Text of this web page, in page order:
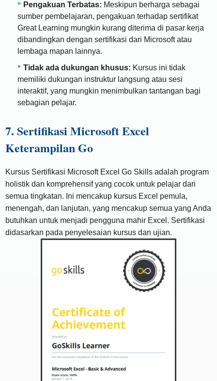
Pengakuan Terbatas: Meskipun berharga sebagai
sumber pembelajaran, pengakuan terhadap sertifikat
Great Learning mungkin kurang diterima di pasar kerja
dibandingkan dengan sertifikasi dari Microsoft atau
lembaga mapan lainnya.
Tidak ada dukungan khusus: Kursus ini tidak
memiliki dukungan instruktur langsung atau sesi
interaktif, yang mungkin menimbulkan tantangan bagi
sebagian pelajar.
7. Sertifikasi Microsoft Excel
Keterampilan Go
Kursus Sertifikasi Microsoft Excel Go Skills adalah program
holistik dan komprehensif yang cocok untuk pelajar dari
semua tingkatan. Ini mencakup kursus Excel pemula,
menengah, dan lanjutan, yang mencakup semua yang Anda
butuhkan untuk menjadi pengguna mahir Excel. Sertifikasi
didasarkan pada penyelesaian kursus dan ujian.